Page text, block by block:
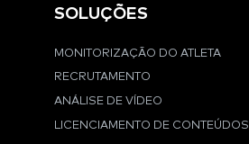
SOLUÇÕES
MONITORIZAÇÃO DO ATLETA
RECRUTAMENTO
ANÁLISE DE VÍDEO
LICENCIAMENTO DE CONTEÚDOS